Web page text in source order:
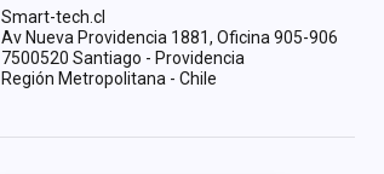
Smart-tech.cl
Av Nueva Providencia 1881, Oficina 905-906
7500520 Santiago - Providencia
Región Metropolitana - Chile